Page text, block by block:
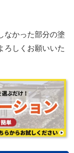
なかった部分の塗
ろしくお願いいた